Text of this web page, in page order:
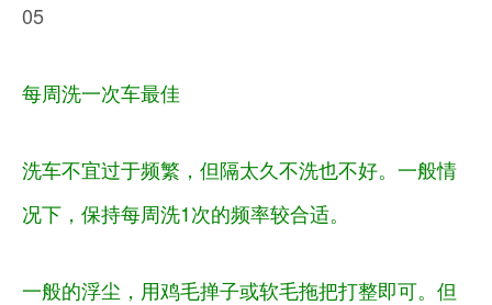
05
每周洗一次车最佳
洗车不宜过于频繁，但隔太久不洗也不好。一般情
况下，保持每周洗1次的频率较合适。
一般的浮尘，用鸡毛掸子或软毛拖把打整即可。但